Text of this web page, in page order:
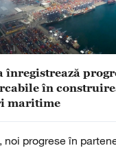
înregistrează
în
maritime
noi progrese în